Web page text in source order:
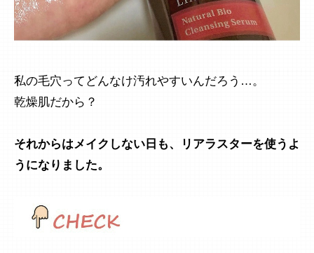
私の毛穴ってどんなけ汚れやすいんだろう…。
乾燥肌だから？
それからはメイクしない日も、リアラスターを使うよ
うになりました。